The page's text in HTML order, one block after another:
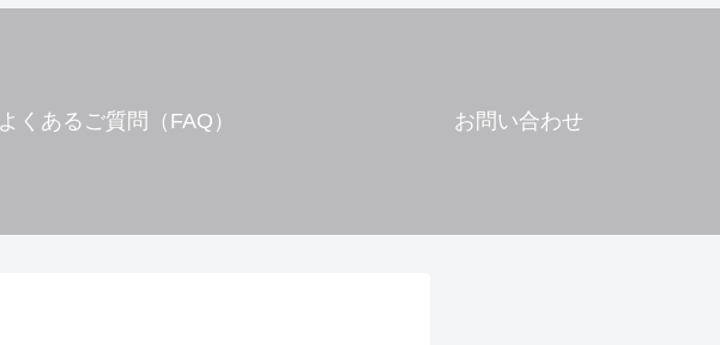
よくあるご質問（FAQ） お問い合わせ